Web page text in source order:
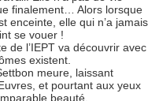
finalement… Alors lorsque
enceinte, elle qui n’a jamais
se vouer !
de l’IEPT va découvrir avec
existent.
meure, laissant
et pourtant aux yeux
beauté.